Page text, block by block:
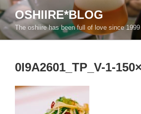
ン
テ
ン
OSHIIRE*BLOG
The oshiire has been full of love since 1999
0I9A2601_TP_V-1-